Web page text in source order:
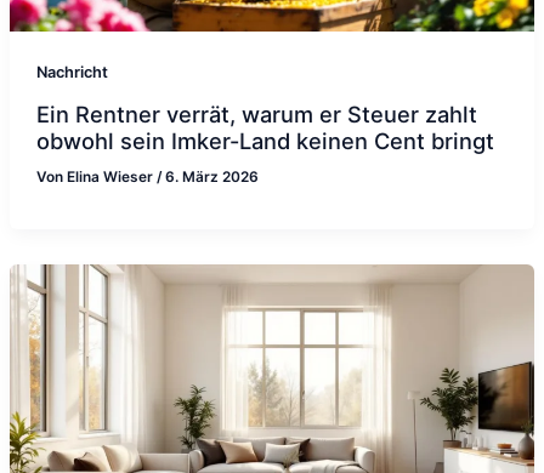
Nachricht
Ein Rentner verrät, warum er Steuer zahlt
obwohl sein Imker-Land keinen Cent bringt
Von Elina Wieser /6. März 2026